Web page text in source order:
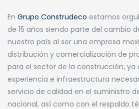
En Grupo Construdeco estamos
de 15 años siendo parte del cambio
nuestro país al ser una empresa
distribución y comercialización de
para el sector de la construcción,
experiencia e infraestructura
servicio de calidad en el suministro
nacional, así como con el respaldo